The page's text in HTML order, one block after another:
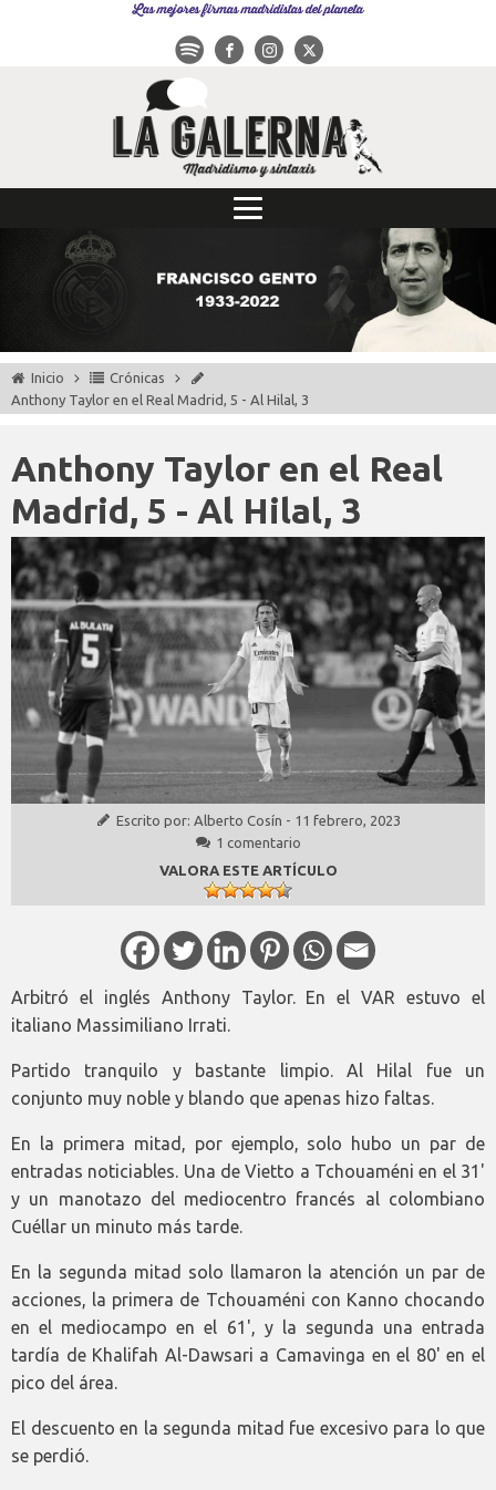
Las mejores firmas madridistas del planeta
Inicio
Crónicas
Anthony Taylor en el Real Madrid, 5 - Al Hilal, 3
Anthony Taylor en el Real
Madrid, 5 - Al Hilal, 3
Escrito por: Alberto Cosín - 11 febrero, 2023
1 comentario
VALORA ESTE ARTÍCULO
Arbitró el inglés Anthony Taylor. En el VAR estuvo el
italiano Massimiliano Irrati.
Partido tranquilo y bastante limpio. Al Hilal fue un
conjunto muy noble y blando que apenas hizo faltas.
En la primera mitad, por ejemplo, solo hubo un par de
entradas noticiables. Una de Vietto a Tchouaméni en el 31'
y un manotazo del mediocentro francés al colombiano
Cuéllar un minuto más tarde.
En la segunda mitad solo llamaron la atención un par de
acciones, la primera de Tchouaméni con Kanno chocando
en el mediocampo en el 61', y la segunda una entrada
tardía de Khalifah Al-Dawsari a Camavinga en el 80' en el
pico del área.
El descuento en la segunda mitad fue excesivo para lo que
se perdió.